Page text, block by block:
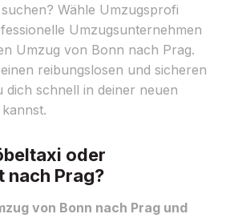
Wähle Umzugsprofi
Umzugsunternehmen
Umzug von Bonn nach Prag.
reibungslosen und sicheren
dich schnell in deiner neuen
oder
nach Prag?
von Bonn nach Prag und